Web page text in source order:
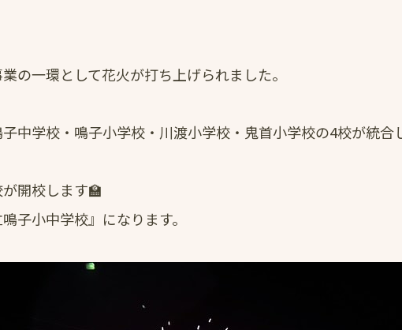
の一環として花火が打ち上げられました。
中学校・鳴子小学校・川渡小学校・鬼首小学校の4校が統合
開校します🏫
子小中学校』になります。